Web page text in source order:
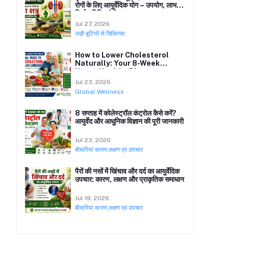
रोगों के लिए आयुर्वेदिक योग – उपयोग, लाभ,
निर्माण विधि एवं सेवन
Jul 27, 2026
जड़ी बूटियों से चिकित्सा
How to Lower Cholesterol
Naturally: Your 8-Week
Heart-Healthy Plan
Jul 23, 2026
Global Wellness
8 सप्ताह में कोलेस्ट्रॉल कंट्रोल कैसे करें?
आयुर्वेद और आधुनिक विज्ञान की पूरी जानकारी
Jul 23, 2026
बीमारियां कारण,लक्षण एवं उपचार
पैरों की नसों में खिंचाव और दर्द का आयुर्वेदिक
उपचार: कारण, लक्षण और प्राकृतिक समाधान
Jul 19, 2026
बीमारियां कारण,लक्षण एवं उपचार